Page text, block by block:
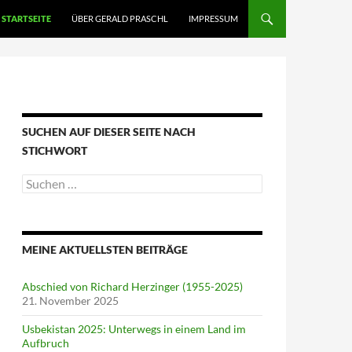
STARTSEITE ÜBER GERALD PRASCHL IMPRESSUM
SUCHEN AUF DIESER SEITE NACH
STICHWORT
Suche
nach:
MEINE AKTUELLSTEN BEITRÄGE
Abschied von Richard Herzinger (1955-2025)
21. November 2025
Usbekistan 2025: Unterwegs in einem Land im
Aufbruch